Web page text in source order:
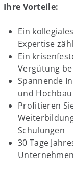
Ihre Vorteile:
Ein
Expertise
Ein
Vergütung
Spannende
und
Profitieren
Schulungen
30 Tage